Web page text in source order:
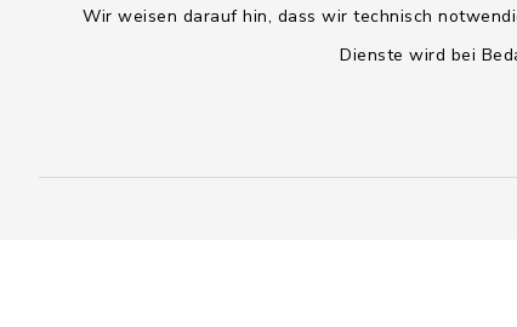
Wir weisen darauf hin, dass wir technisch
Dienste wird bei
poststelle@vg-gosberg.de
Freitag:
08.00-